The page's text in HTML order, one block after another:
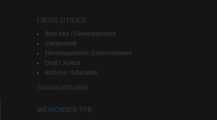
LIENS UTILES
Bien-être / Développement
Citoyenneté
Développement / Environnement
Droit / Justice
Enfance / Education
Tous les liens utiles
MÉMOIRES TFE